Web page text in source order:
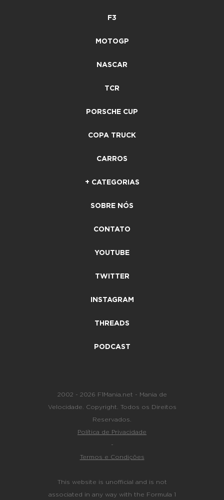
F3
MOTOGP
NASCAR
TCR
PORSCHE CUP
COPA TRUCK
CARROS
+ CATEGORIAS
SOBRE NÓS
CONTATO
YOUTUBE
TWITTER
INSTAGRAM
THREADS
PODCAST
2002 - 2026 F1Mania.net - Mania de
Velocidade. Copyright. Todos os Direitos
Reservados.
Política de Privacidade
-
Termos e Condições
This website is unofficial and is not
associated in any way with the Formula 1